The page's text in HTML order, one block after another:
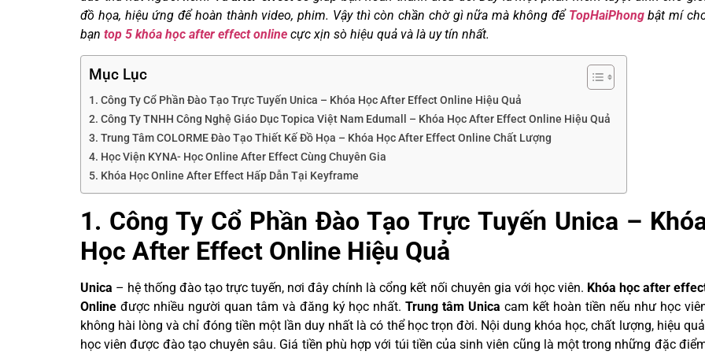
đồ họa, hiệu ứng để hoàn thành video, phim. Vậy thì còn chần chờ gì nữa mà không để TopHaiPhongbật mí
bạn top 5 khóa học after effect online cực xịn sò hiệu quả và là uy tín nhất.
Mục Lục
1. Công Ty Cổ Phần Đào Tạo Trực Tuyến Unica – Khóa Học After Effect Online Hiệu Quả
2. Công Ty TNHH Công Nghệ Giáo Dục Topica Việt Nam Edumall – Khóa Học After Effect Online Hiệu Quả
3. Trung Tâm COLORME Đào Tạo Thiết Kế Đồ Họa – Khóa Học After Effect Online Chất Lượng
4. Học Viện KYNA- Học Online After Effect Cùng Chuyên Gia
5. Khóa Học Online After Effect Hấp Dẫn Tại Keyframe
1. Công Ty Cổ Phần Đào Tạo Trực Tuyến Unica –
Học After Effect Online Hiệu Quả
Unica – hệ thống đào tạo trực tuyến, nơi đây chính là cổng kết nối chuyên gia với học viên. Khóa học after
Online được nhiều người quan tâm và đăng ký học nhất.Trung tâm Unica cam kết hoàn tiền nếu như học
không hài lòng và chỉ đóng tiền một lần duy nhất là có thể học trọn đời. Nội dung khóa học, chất lượng, hiệu
học viên được đào tạo chuyên sâu. Giá tiền phù hợp với túi tiền của sinh viên cũng là một trong những đặc